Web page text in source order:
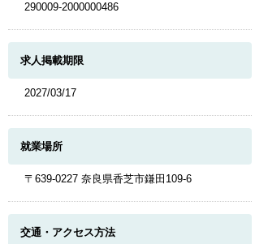
290009-2000000486
求人掲載期限
2027/03/17
就業場所
〒639-0227 奈良県香芝市鎌田109-6
交通・アクセス方法